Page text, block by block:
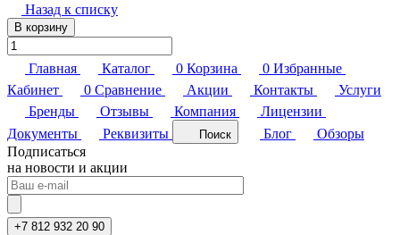
Назад к списку
В корзину
Главная Каталог 0 Корзина 0 Избранные
Кабинет
0 Сравнение Акции Контакты
Услуги
Бренды
Отзывы Компания
Лицензии
Документы
Реквизиты Поиск Блог
Обзоры
Подписаться
на новости и акции
+7 812 932 20 90